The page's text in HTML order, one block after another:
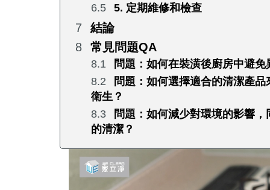
5. 定期維修和檢查
結論
常見問題QA
問題：如何在裝潢後廚房中避
問題：如何選擇適合的清潔產
衛生？
問題：如何減少對環境的影響
的清潔？